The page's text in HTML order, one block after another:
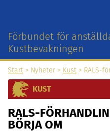
Förbundet för
Kustbevakningen
Start > Nyheter > Kust > RALS-
KUST
RALS-FÖRHANDLINGARNA FÅR
BÖRJA OM